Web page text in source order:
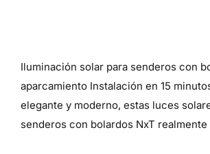
Iluminación solar para senderos con
aparcamiento Instalación en 15
elegante y moderno, estas luces
senderos con bolardos NxT realmente